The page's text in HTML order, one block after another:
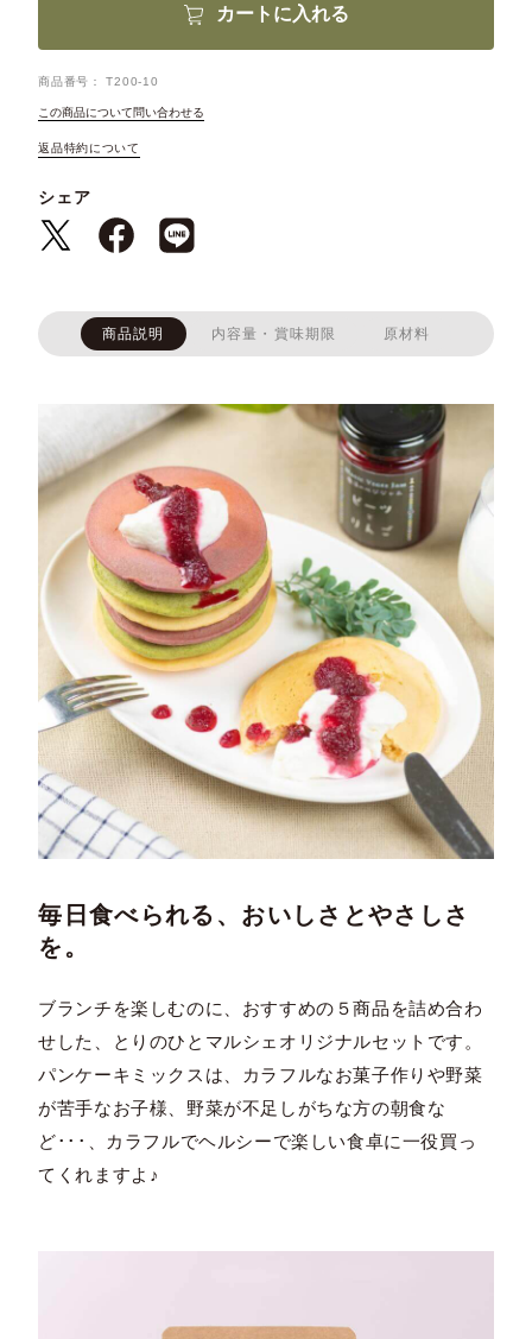
カートに入れる
商品番号 T200-10
この商品について問い合わせる
返品特約について
シェア
商品説明 内容量・賞味期限 原材料
毎日食べられる、おいしさとやさしさ
を。
ブランチを楽しむのに、おすすめの５商品を詰め合わ
せした、とりのひとマルシェオリジナルセットです。
パンケーキミックスは、カラフルなお菓子作りや野菜
が苦手なお子様、野菜が不足しがちな方の朝食な
ど･･･、カラフルでヘルシーで楽しい食卓に一役買っ
てくれますよ♪